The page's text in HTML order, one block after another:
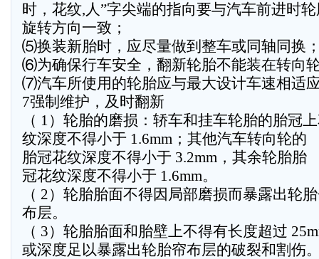
时，花纹,人”字尖端的指向要与汽车前进时
旋转方向一致；
⑸换装新胎时，应尽量做到整车或同轴同换
⑹为确保行车安全，翻新轮胎不能装在转向
⑺汽车所使用的轮胎应与最大设计车速相适
7强制维护，及时翻新
（ 1）轮胎的磨损：轿车和挂车轮胎的胎冠
纹深度不得小于 1.6mm；其他汽车转向轮的
胎冠花纹深度不得小于 3.2mm，其余轮胎胎
冠花纹深度不得小于 1.6mm。
（ 2）轮胎胎面不得因局部磨损而暴露出轮
布层。
（ 3）轮胎胎面和胎壁上不得有长度超过
或深度足以暴露出轮胎帘布层的破裂和割伤